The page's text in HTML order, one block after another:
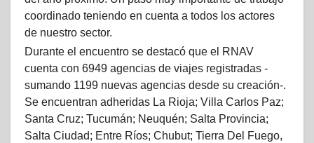
coordinado teniendo en cuenta a todos los actores
de nuestro sector.
Durante el encuentro se destacó que el RNAV
cuenta con 6949 agencias de viajes registradas -
sumando 1199 nuevas agencias desde su creación-.
Se encuentran adheridas La Rioja; Villa Carlos Paz;
Santa Cruz; Tucumán; Neuquén; Salta Provincia;
Salta Ciudad; Entre Ríos; Chubut; Tierra Del Fuego,